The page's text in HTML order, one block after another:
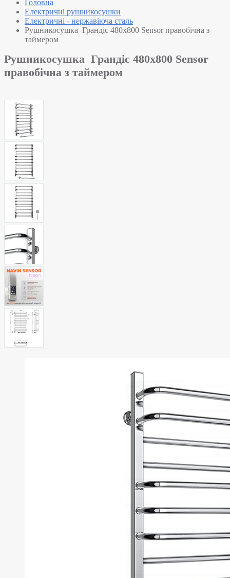
Головна
Електричні рушникосушки
Електричні - нержавіюча сталь
Рушникосушка Грандіс 480х800 Sensor правобічна з
таймером
Рушникосушка Грандіс 480х800 Sensor
правобічна з таймером